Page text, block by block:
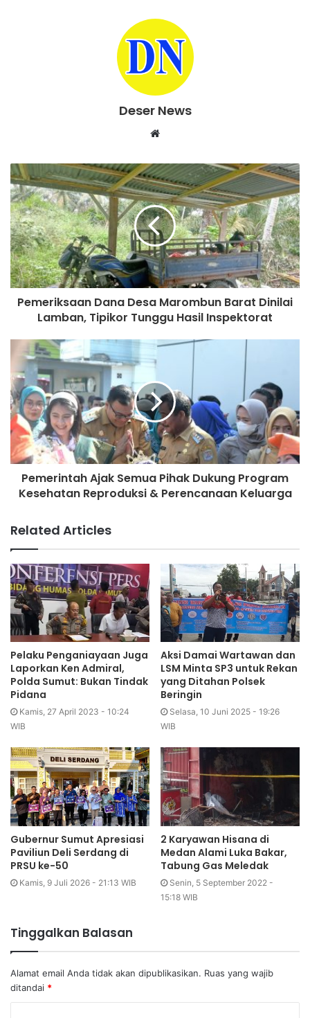
Deser News
b
s
i
t
e
Pemeriksaan Dana Desa Marombun Barat Dinilai
Lamban, Tipikor Tunggu Hasil Inspektorat
Pemerintah Ajak Semua Pihak Dukung Program
Kesehatan Reproduksi & Perencanaan Keluarga
Related Articles
Pelaku Penganiayaan Juga
Laporkan Ken Admiral,
Polda Sumut: Bukan Tindak
Pidana
Kamis, 27 April 2023 - 10:24
WIB
Aksi Damai Wartawan dan
LSM Minta SP3 untuk Rekan
yang Ditahan Polsek
Beringin
Selasa, 10 Juni 2025 - 19:26
WIB
Gubernur Sumut Apresiasi
Paviliun Deli Serdang di
PRSU ke-50
Kamis, 9 Juli 2026 - 21:13 WIB
2 Karyawan Hisana di
Medan Alami Luka Bakar,
Tabung Gas Meledak
Senin, 5 September 2022 -
15:18 WIB
Tinggalkan Balasan
Alamat email Anda tidak akan dipublikasikan. Ruas yang wajib
ditandai *